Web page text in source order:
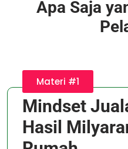
Apa Saja
Materi #1
Mindset
Hasil